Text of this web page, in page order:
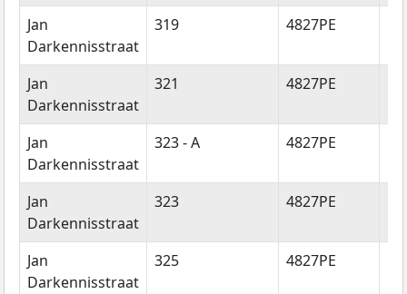
Jan
Darkennisstraat
319 4827PE
Jan
Darkennisstraat
321 4827PE
Jan
Darkennisstraat
323 - A 4827PE
Jan
Darkennisstraat
323 4827PE
Jan
Darkennisstraat
325 4827PE